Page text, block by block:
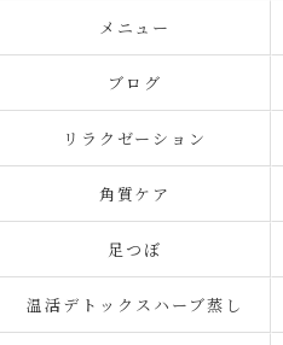
メニュー
ブログ
リラクゼーション
角質ケア
足つぼ
温活デトックスハーブ蒸し